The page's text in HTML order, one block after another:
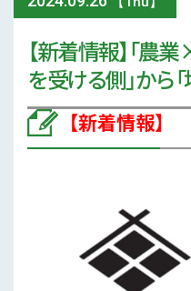
【新着情報】「農
を受ける側」から
【新着情報】
スマート農業
参考文献
現地情報
2025年 (107)
2024年 (125)
2023年 (139)
2021年 (173)
2020年 (167)